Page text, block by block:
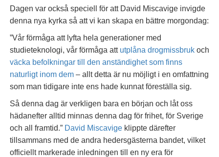
Dagen var också speciell för att David Miscavige invigde
denna nya kyrka så att vi kan skapa en bättre morgondag:
”Vår förmåga att lyfta hela generationer med
studieteknologi, vår förmåga att utplåna drogmissbruk och
väcka befolkningar till den anständighet som finns
naturligt inom dem – allt detta är nu möjligt i en omfattning
som man tidigare inte ens hade kunnat föreställa sig.
Så denna dag är verkligen bara en början och låt oss
hädanefter alltid minnas denna dag för frihet, för Sverige
och all framtid.” David Miscavige klippte därefter
tillsammans med de andra hedersgästerna bandet, vilket
officiellt markerade inledningen till en ny era för